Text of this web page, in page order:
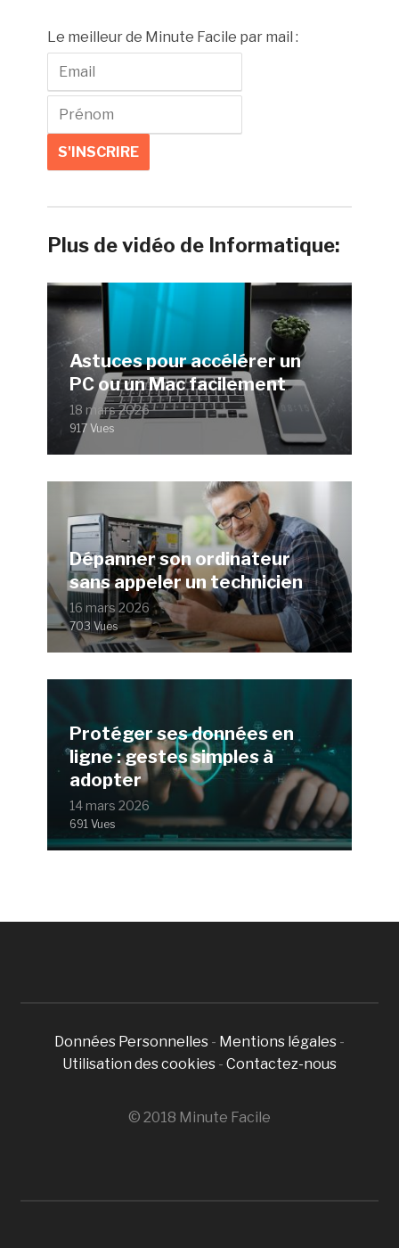
Le meilleur de Minute Facile par mail :
Plus de vidéo de Informatique:
Astuces pour accélérer un
PC ou un Mac facilement
18 mars 2026
917 Vues
Dépanner son ordinateur
sans appeler un technicien
16 mars 2026
703 Vues
Protéger ses données en
ligne : gestes simples à
adopter
14 mars 2026
691 Vues
Données Personnelles - Mentions légales -
Utilisation des cookies - Contactez-nous
© 2018 Minute Facile